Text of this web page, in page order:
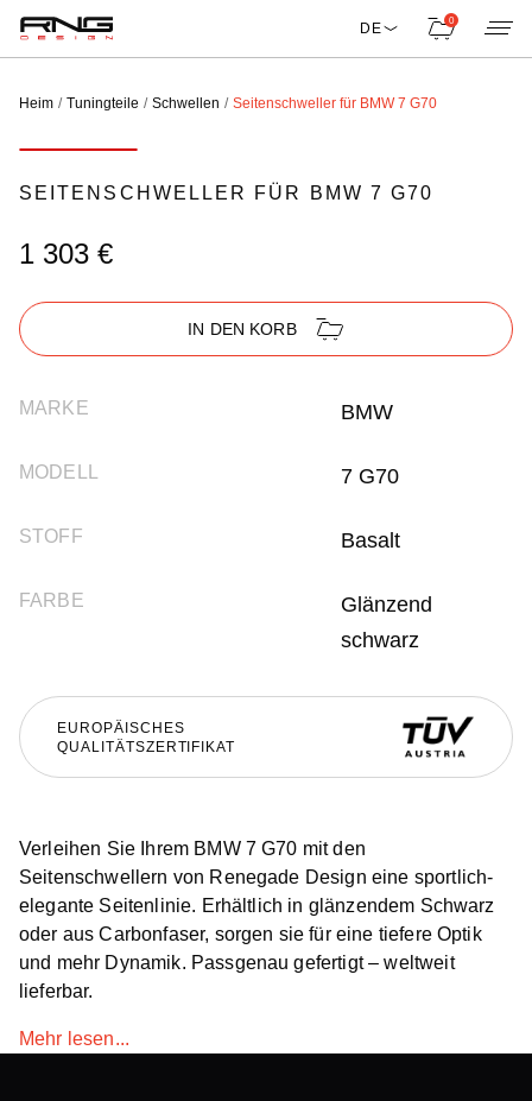
DE 0
Heim Tuningteile Schwellen Seitenschweller für BMW 7 G70
SEITENSCHWELLER FÜR BMW 7 G70
1 303 €
IN DEN KORB
MARKE BMW
MODELL 7 G70
STOFF Basalt
FARBE
Glänzend
schwarz
EUROPÄISCHES
QUALITÄTSZERTIFIKAT
Verleihen Sie Ihrem BMW 7 G70 mit den
Seitenschwellern von Renegade Design eine sportlich-
elegante Seitenlinie. Erhältlich in glänzendem Schwarz
oder aus Carbonfaser, sorgen sie für eine tiefere Optik
und mehr Dynamik. Passgenau gefertigt – weltweit
lieferbar.
Mehr lesen...